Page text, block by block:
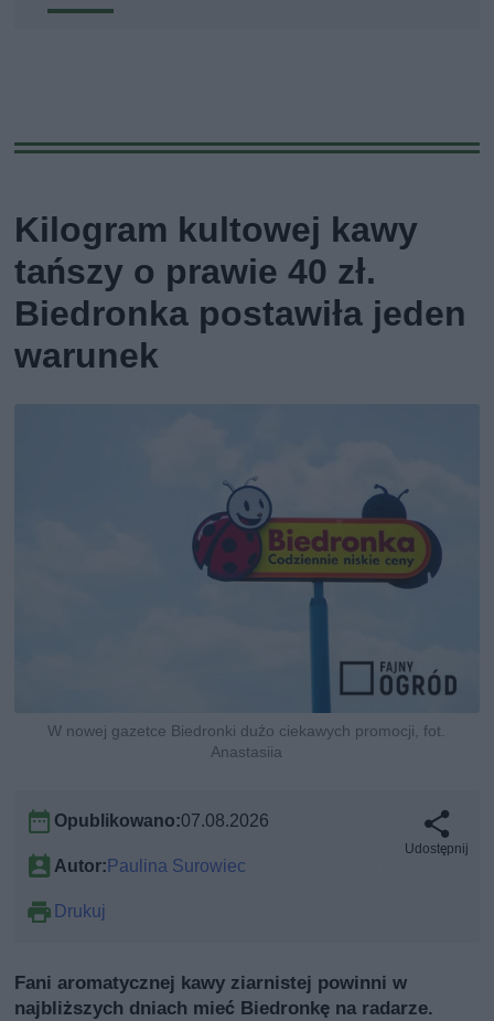
Kilogram kultowej kawy
tańszy o prawie 40 zł.
Biedronka postawiła jeden
warunek
W nowej gazetce Biedronki dużo ciekawych promocji, fot.
Anastasiia
Opublikowano:07.08.2026
Autor: Paulina Surowiec
Drukuj
Udostępnij
Fani aromatycznej kawy ziarnistej powinni w
najbliższych dniach mieć Biedronkę na radarze.